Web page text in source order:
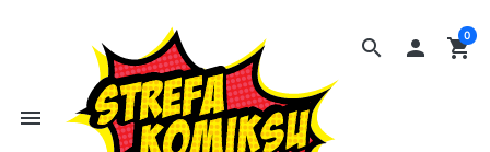
search
menu
 shopping_cart
0